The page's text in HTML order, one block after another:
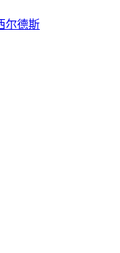
尔德斯